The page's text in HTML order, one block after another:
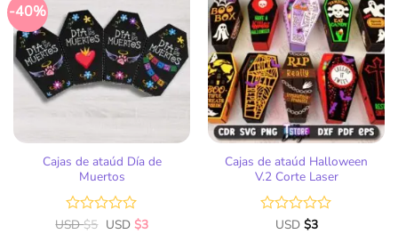
-40%
a la
lista
de
deseos
Cajas de ataúd Día de
Muertos
Valorado
USD$5 USD $3
Añadir
a la
lista
de
deseos
Cajas de ataúd Halloween
V.2 Corte Laser
Valorado
USD $3